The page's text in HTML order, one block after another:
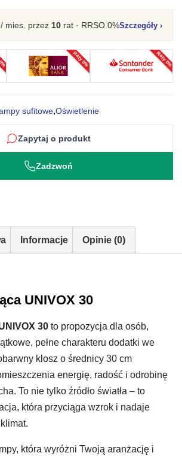
/ mies. przez 10 rat · RRSO 0%Szczegóły ›
Raty 0% Raty 0%
sufitowe,Oświetlenie
Zapytaj o produkt
Zadzwoń
Informacje Opinie (0)
UNIVOX 30
30 to propozycja dla osób,
pełne charakteru dodatki we
klosz o średnicy 30 cm
energię, radość i odrobinę
To nie tylko źródło światła – to
która przyciąga wzrok i nadaje
która wyróżni Twoją aranżację i